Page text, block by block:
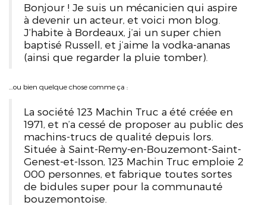
Bonjour ! Je suis un mécanicien qui aspire
à devenir un acteur, et voici mon blog.
J’habite à Bordeaux, j’ai un super chien
baptisé Russell, et j’aime la vodka-ananas
(ainsi que regarder la pluie tomber).
…ou bien quelque chose comme ça :
La société 123 Machin Truc a été créée en
1971, et n’a cessé de proposer au public des
machins-trucs de qualité depuis lors.
Située à Saint-Remy-en-Bouzemont-Saint-
Genest-et-Isson, 123 Machin Truc emploie 2
000 personnes, et fabrique toutes sortes
de bidules super pour la communauté
bouzemontoise.